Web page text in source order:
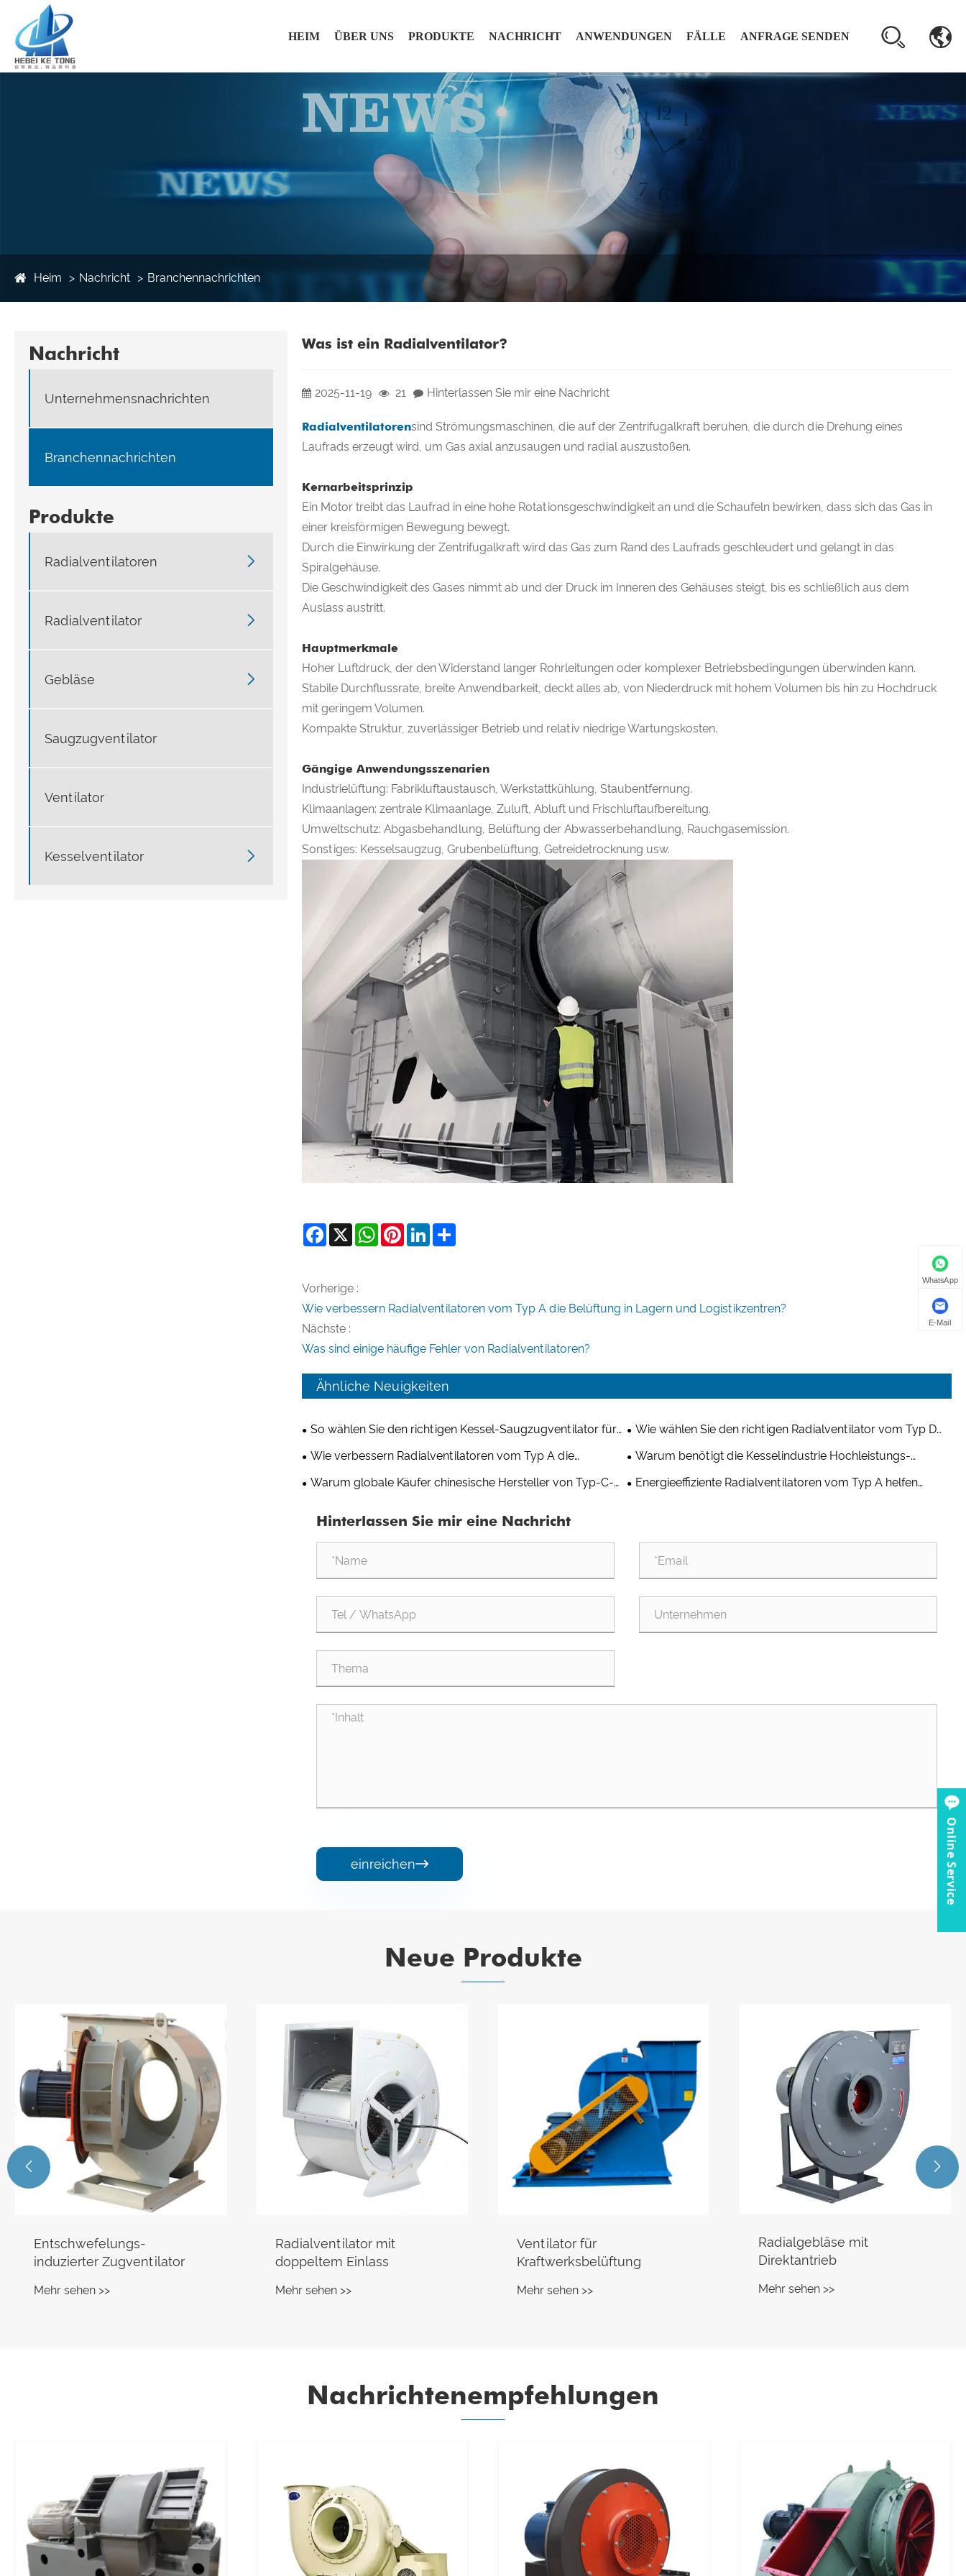
HEIM ÜBER UNS PRODUKTE NACHRICHT ANWENDUNGEN FÄLLE ANFRAGE SENDEN
Heim Nachricht Branchennachrichten
Nachricht
Unternehmensnachrichten
Branchennachrichten
Produkte
Radialventilatoren 
Radialventilator 
Gebläse 
Saugzugventilator
Ventilator
Kesselventilator 
Was ist ein Radialventilator?
2025-11-19 21 Hinterlassen Sie mir eine Nachricht
Radialventilatorensind Strömungsmaschinen, die auf der Zentrifugalkraft beruhen, die durch die Drehung eines
Laufrads erzeugt wird, um Gas axial anzusaugen und radial auszustoßen.
Kernarbeitsprinzip
Ein Motor treibt das Laufrad in eine hohe Rotationsgeschwindigkeit an und die Schaufeln bewirken, dass sich das Gas in
einer kreisförmigen Bewegung bewegt.
Durch die Einwirkung der Zentrifugalkraft wird das Gas zum Rand des Laufrads geschleudert und gelangt in das
Spiralgehäuse.
Die Geschwindigkeit des Gases nimmt ab und der Druck im Inneren des Gehäuses steigt, bis es schließlich aus dem
Auslass austritt.
Hauptmerkmale
Hoher Luftdruck, der den Widerstand langer Rohrleitungen oder komplexer Betriebsbedingungen überwinden kann.
Stabile Durchflussrate, breite Anwendbarkeit, deckt alles ab, von Niederdruck mit hohem Volumen bis hin zu Hochdruck
mit geringem Volumen.
Kompakte Struktur, zuverlässiger Betrieb und relativ niedrige Wartungskosten.
Gängige Anwendungsszenarien
Industrielüftung: Fabrikluftaustausch, Werkstattkühlung, Staubentfernung.
Klimaanlagen: zentrale Klimaanlage, Zuluft, Abluft und Frischluftaufbereitung.
Umweltschutz: Abgasbehandlung, Belüftung der Abwasserbehandlung, Rauchgasemission.
Sonstiges: Kesselsaugzug, Grubenbelüftung, Getreidetrocknung usw.
Facebook
X WhatsAppPinterestLinkedIn
Vorherige :
Wie verbessern Radialventilatoren vom Typ A die Belüftung in Lagern und Logistikzentren?
Nächste :
Was sind einige häufige Fehler von Radialventilatoren?
Ähnliche Neuigkeiten
So wählen Sie den richtigen Kessel-Saugzugventilator für
industrielle Anwendungen aus
Wie wählen Sie den richtigen Radialventilator vom Typ D
für Ihr industrielles Lüftungssystem aus?
Wie verbessern Radialventilatoren vom Typ A die
Belüftung in Lagern und Logistikzentren?
Warum benötigt die Kesselindustrie Hochleistungs-
Radialventilatoren?
Warum globale Käufer chinesische Hersteller von Typ-C-
Energieeffiziente Radialventilatoren vom Typ A helfen
Hinterlassen Sie mir eine Nachricht
einreichen
Neue Produkte
Entschwefelungs-
induzierter Zugventilator
Mehr sehen >>
Radialventilator mit
doppeltem Einlass
Mehr sehen >>
Ventilator für
Kraftwerksbelüftung
Mehr sehen >>
Radialgebläse mit
Direktantrieb
Mehr sehen >>
 
Nachrichtenempfehlungen
WhatsApp
E-Mail
Online Service